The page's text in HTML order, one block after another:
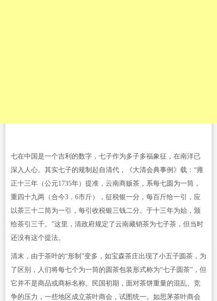
七在中国是一个吉利的数字，七子作为多子多福象征，在南洋已
深入人心。其实七子的规制起自清代，《大清会典事例》载：“雍
正十三年（公元1735年）提准，云南商贩茶，系每七圆为一筒，
重四十九两（合今3．6市斤），征税银一分，每百斤给一引，应
以茶三十二筒为一引，每引收税银三钱二分。于十三年为始，颁
给茶引三千。”这里，清政府规定了云南藏销茶为七子茶，但当时
还没有这个提法。
清末，由于茶叶的“形制”变多，如宝森茶庄出现了小五子圆茶，为
了区别，人们将每七个为一筒的圆茶包装形式称为“七子圆茶”，但
它并不是商品或商标名称。民国初期，面对茶饼重量的混乱、竞
争的压力，一些地区成立茶叶商会，试图统一。如思茅茶叶商会